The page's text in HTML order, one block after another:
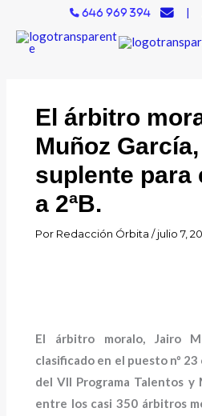
contenido
646 969 394 |
El árbitro
Muñoz
suplente para
a 2ªB.
Por Redacción Órbita/julio 7,
El árbitro moralo, Jairo
clasificado en el puesto nº
del VII Programa Talentos
entre los casi 350 árbitros